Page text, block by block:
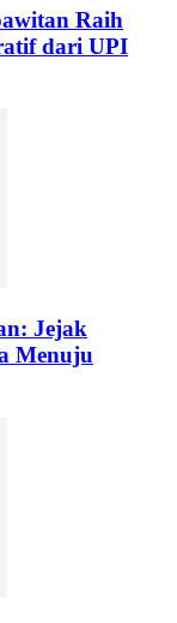
Raih
dari UPI
Jejak
Menuju